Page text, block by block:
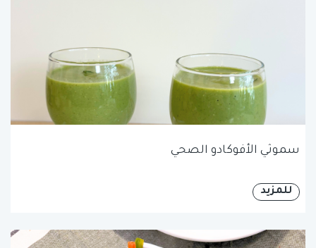
سموثي الأفوكادو الصحي
للمزيد